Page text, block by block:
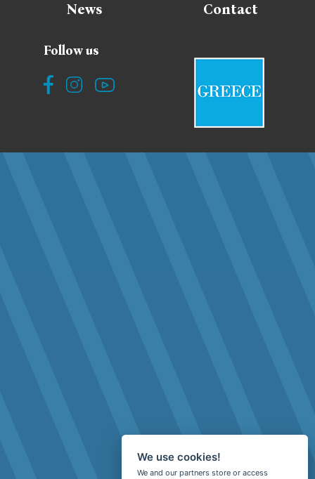
News
Contact
Follow us
We use cookies!
We and our partners store or access